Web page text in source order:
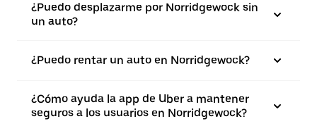
¿Puedo desplazarme por Norridgewock sin
un auto?
¿Puedo rentar un auto en Norridgewock?
¿Cómo ayuda la app de Uber a mantener
seguros a los usuarios en Norridgewock?